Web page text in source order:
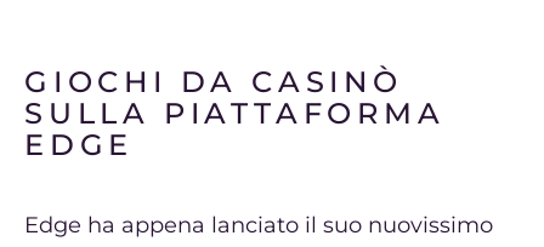
GIOCHI DA CASINÒ
SULLA PIATTAFORMA
EDGE
Edge ha appena lanciato il suo nuovissimo